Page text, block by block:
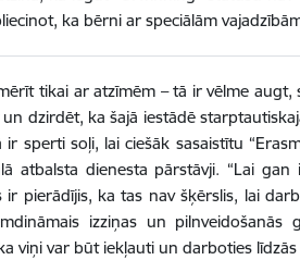
ka bērni ar speciālām
tikai ar atzīmēm – tā ir vēlme
dzirdēt, ka šajā iestādē
sperti soļi, lai ciešāk sasaistītu
atbalsta dienesta pārstāvji. “Lai
ir pierādījis, ka tas nav šķērslis, lai
izziņas un
viņi var būt iekļauti un darboties līdzās